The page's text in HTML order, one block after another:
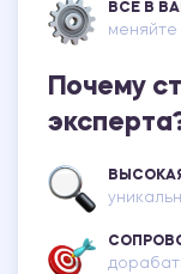
ВСЕ В
Почему